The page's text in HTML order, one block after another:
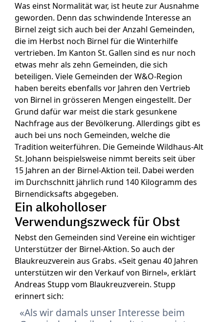
Was einst Normalität war, ist heute zur Ausnahme
geworden. Denn das schwindende Interesse an
Birnel zeigt sich auch bei der Anzahl Gemeinden,
die im Herbst noch Birnel für die Winterhilfe
vertrieben. Im Kanton St. Gallen sind es nur noch
etwas mehr als zehn Gemeinden, die sich
beteiligen. Viele Gemeinden der W&O-Region
haben bereits ebenfalls vor Jahren den Vertrieb
von Birnel in grösseren Mengen eingestellt. Der
Grund dafür war meist die stark gesunkene
Nachfrage aus der Bevölkerung. Allerdings gibt es
auch bei uns noch Gemeinden, welche die
Tradition weiterführen. Die Gemeinde Wildhaus-Alt
St. Johann beispielsweise nimmt bereits seit über
15 Jahren an der Birnel-Aktion teil. Dabei werden
im Durchschnitt jährlich rund 140 Kilogramm des
Birnendicksafts abgegeben.
Ein alkoholloser
Verwendungszweck für Obst
Nebst den Gemeinden sind Vereine ein wichtiger
Unterstützer der Birnel-Aktion. So auch der
Blaukreuzverein aus Grabs. «Seit genau 40 Jahren
unterstützen wir den Verkauf von Birnel», erklärt
Andreas Stupp vom Blaukreuzverein. Stupp
erinnert sich:
Als wir damals unser Interesse beim